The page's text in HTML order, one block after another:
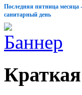
Последняя пятница месяца -
санитарный день